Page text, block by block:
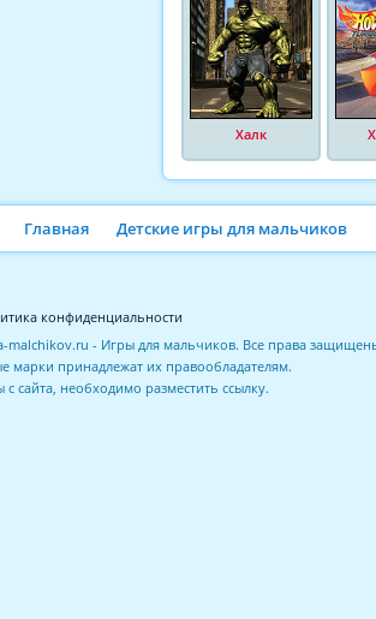
Халк
Главная Детские игры для мальчиков
конфиденциальности
malchikov.ru - Игры для мальчиков. Все права
марки принадлежат их правообладателям.
сайта, необходимо разместить ссылку.